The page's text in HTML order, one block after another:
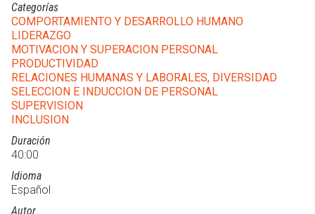
Categorías
COMPORTAMIENTO Y DESARROLLO HUMANO
LIDERAZGO
MOTIVACION Y SUPERACION PERSONAL
PRODUCTIVIDAD
RELACIONES HUMANAS Y LABORALES, DIVERSIDAD
SELECCION E INDUCCION DE PERSONAL
SUPERVISION
INCLUSION
Duración
40:00
Idioma
Español
Autor